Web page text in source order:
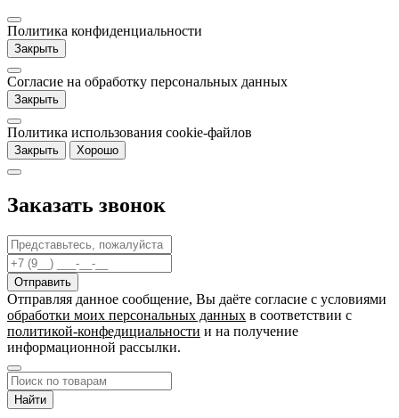
Политика конфиденциальности
Закрыть
Согласие на обработку персональных данных
Закрыть
Политика использования cookie-файлов
Закрыть Хорошо
Заказать звонок
Отправляя данное сообщение, Вы даёте согласие c условиями
обработки моих персональных данных в соответствии с
политикой-конфедициальности и на получение
информационной рассылки.